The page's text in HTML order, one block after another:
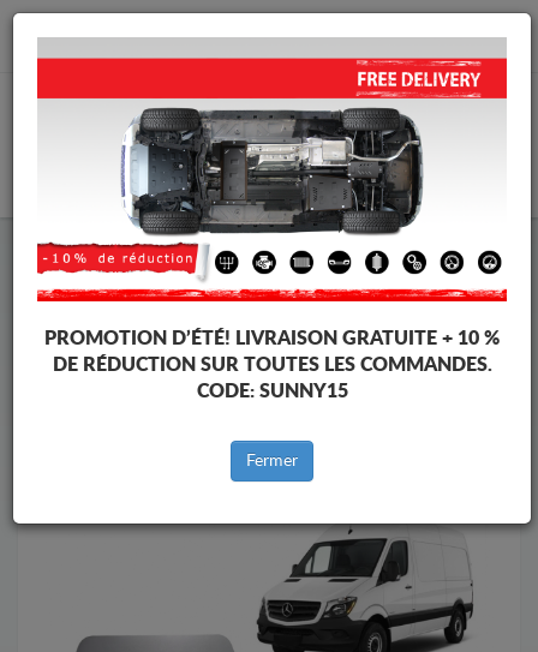
info@cachesousmoteur.fr
Cache Sous Moteur Mercedes
Cache Sous Moteur Mercedes Sprinter
Marques
PROMOTION D’ÉTÉ! LIVRAISON GRATUITE + 10 %
DE RÉDUCTION SUR TOUTES LES COMMANDES.
CODE: SUNNY15
Fermer